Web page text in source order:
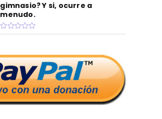
gimnasio? Y si, ocurre a
menudo.